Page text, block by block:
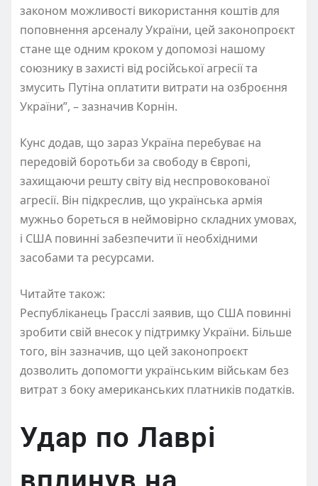
законом можливості використання коштів для
поповнення арсеналу України, цей законопроєкт
стане ще одним кроком у допомозі нашому
союзнику в захисті від російської агресії та
змусить Путіна оплатити витрати на озброєння
України”, – зазначив Корнін.
Кунс додав, що зараз Україна перебуває на
передовій боротьби за свободу в Європі,
захищаючи решту світу від неспровокованої
агресії. Він підкреслив, що українська армія
мужньо бореться в неймовірно складних умовах,
і США повинні забезпечити її необхідними
засобами та ресурсами.
Читайте також:
Республіканець Грасслі заявив, що США повинні
зробити свій внесок у підтримку України. Більше
того, він зазначив, що цей законопроєкт
дозволить допомогти українським військам без
витрат з боку американських платників податків.
Удар по Лаврі